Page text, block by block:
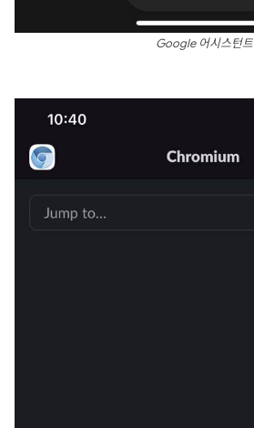
Google 어시스턴트